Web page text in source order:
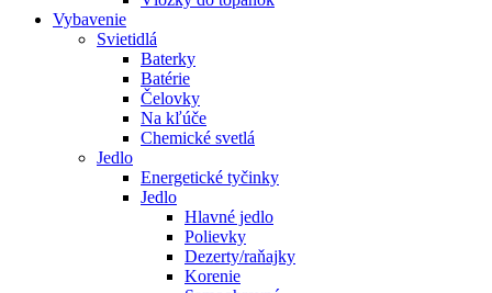
Vybavenie
Svietidlá
Baterky
Batérie
Čelovky
Na kľúče
Chemické svetlá
Jedlo
Energetické tyčinky
Jedlo
Hlavné jedlo
Polievky
Dezerty/raňajky
Korenie